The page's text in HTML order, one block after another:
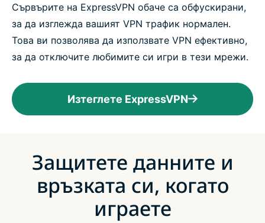
Сървърите на ExpressVPN обаче са обфускирани,
за да изглежда вашият VPN трафик нормален.
Това ви позволява да използвате VPN ефективно,
за да отключите любимите си игри в тези мрежи.
Изтеглете ExpressVPN
Защитете данните и
връзката си, когато
играете